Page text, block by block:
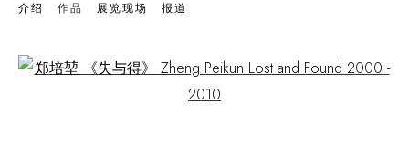
介绍
作品 展览现场 报道
Open a larger version of the following image in a popup: